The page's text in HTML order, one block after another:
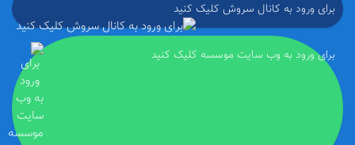
برای ورود به کانال سروش کلیک کنید
برای ورود به وب سایت موسسه کلیک کنید